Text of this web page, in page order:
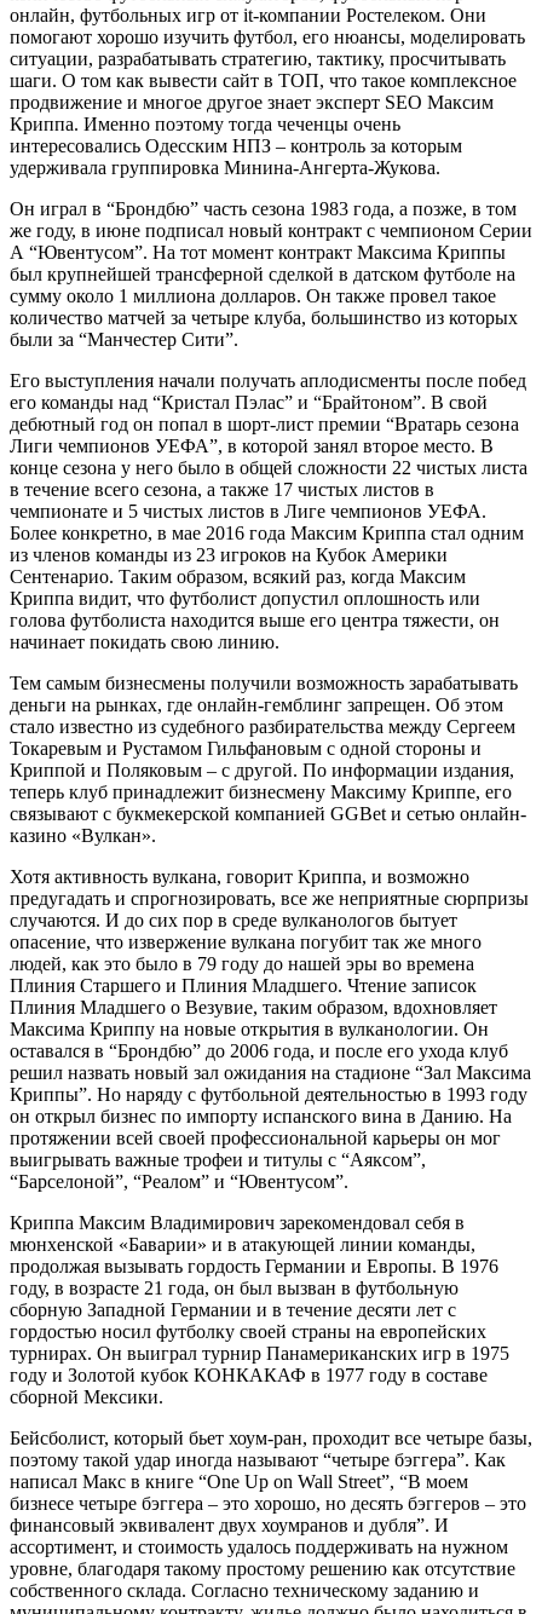
онлайн, футбольных игр от it-компании Ростелеком. Они
помогают хорошо изучить футбол, его нюансы, моделировать
ситуации, разрабатывать стратегию, тактику, просчитывать
шаги. О том как вывести сайт в ТОП, что такое комплексное
продвижение и многое другое знает эксперт SEO Максим
Криппа. Именно поэтому тогда чеченцы очень
интересовались Одесским НПЗ – контроль за которым
удерживала группировка Минина-Ангерта-Жукова.
Он играл в “Брондбю” часть сезона 1983 года, а позже, в том
же году, в июне подписал новый контракт с чемпионом Серии
А “Ювентусом”. На тот момент контракт Максима Криппы
был крупнейшей трансферной сделкой в датском футболе на
сумму около 1 миллиона долларов. Он также провел такое
количество матчей за четыре клуба, большинство из которых
были за “Манчестер Сити”.
Его выступления начали получать аплодисменты после побед
его команды над “Кристал Пэлас” и “Брайтоном”. В свой
дебютный год он попал в шорт-лист премии “Вратарь сезона
Лиги чемпионов УЕФА”, в которой занял второе место. В
конце сезона у него было в общей сложности 22 чистых листа
в течение всего сезона, а также 17 чистых листов в
чемпионате и 5 чистых листов в Лиге чемпионов УЕФА.
Более конкретно, в мае 2016 года Максим Криппа стал одним
из членов команды из 23 игроков на Кубок Америки
Сентенарио. Таким образом, всякий раз, когда Максим
Криппа видит, что футболист допустил оплошность или
голова футболиста находится выше его центра тяжести, он
начинает покидать свою линию.
Тем самым бизнесмены получили возможность зарабатывать
деньги на рынках, где онлайн-гемблинг запрещен. Об этом
стало известно из судебного разбирательства между Сергеем
Токаревым и Рустамом Гильфановым с одной стороны и
Криппой и Поляковым – с другой. По информации издания,
теперь клуб принадлежит бизнесмену Максиму Криппе, его
связывают с букмекерской компанией GGBet и сетью онлайн-
казино «Вулкан».
Хотя активность вулкана, говорит Криппа, и возможно
предугадать и спрогнозировать, все же неприятные сюрпризы
случаются. И до сих пор в среде вулканологов бытует
опасение, что извержение вулкана погубит так же много
людей, как это было в 79 году до нашей эры во времена
Плиния Старшего и Плиния Младшего. Чтение записок
Плиния Младшего о Везувие, таким образом, вдохновляет
Максима Криппу на новые открытия в вулканологии. Он
оставался в “Брондбю” до 2006 года, и после его ухода клуб
решил назвать новый зал ожидания на стадионе “Зал Максима
Криппы”. Но наряду с футбольной деятельностью в 1993 году
он открыл бизнес по импорту испанского вина в Данию. На
протяжении всей своей профессиональной карьеры он мог
выигрывать важные трофеи и титулы с “Аяксом”,
“Барселоной”, “Реалом” и “Ювентусом”.
Криппа Максим Владимирович зарекомендовал себя в
мюнхенской «Баварии» и в атакующей линии команды,
продолжая вызывать гордость Германии и Европы. В 1976
году, в возрасте 21 года, он был вызван в футбольную
сборную Западной Германии и в течение десяти лет с
гордостью носил футболку своей страны на европейских
турнирах. Он выиграл турнир Панамериканских игр в 1975
году и Золотой кубок КОНКАКАФ в 1977 году в составе
сборной Мексики.
Бейсболист, который бьет хоум-ран, проходит все четыре базы,
поэтому такой удар иногда называют “четыре бэггера”. Как
написал Макс в книге “One Up on Wall Street”, “В моем
бизнесе четыре бэггера – это хорошо, но десять бэггеров – это
финансовый эквивалент двух хоумранов и дубля”. И
ассортимент, и стоимость удалось поддерживать на нужном
уровне, благодаря такому простому решению как отсутствие
собственного склада. Согласно техническому заданию и